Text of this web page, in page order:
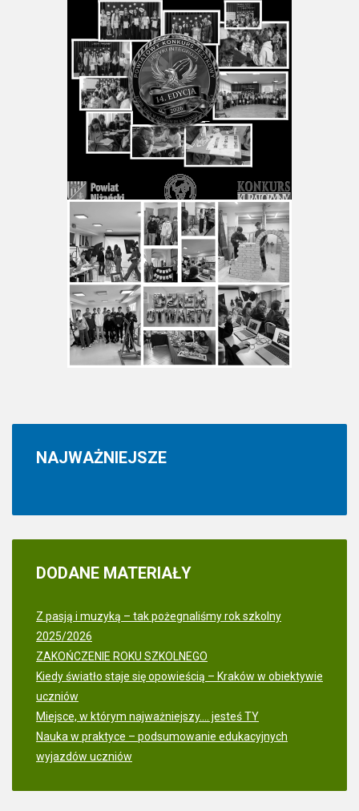
NAJWAŻNIEJSZE
DODANE MATERIAŁY
Z pasją i muzyką – tak pożegnaliśmy rok szkolny
2025/2026
ZAKOŃCZENIE ROKU SZKOLNEGO
Kiedy światło staje się opowieścią – Kraków w obiektywie
uczniów
Miejsce, w którym najważniejszy.... jesteś TY
Nauka w praktyce – podsumowanie edukacyjnych
wyjazdów uczniów